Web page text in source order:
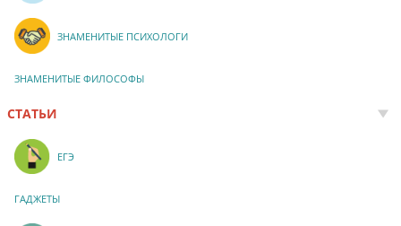
ЗНАМЕНИТЫЕ ПСИХОЛОГИ
ЗНАМЕНИТЫЕ ФИЛОСОФЫ
СТАТЬИ
ЕГЭ
ГАДЖЕТЫ